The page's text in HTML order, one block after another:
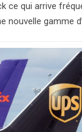
ce qui arrive
nouvelle gamme